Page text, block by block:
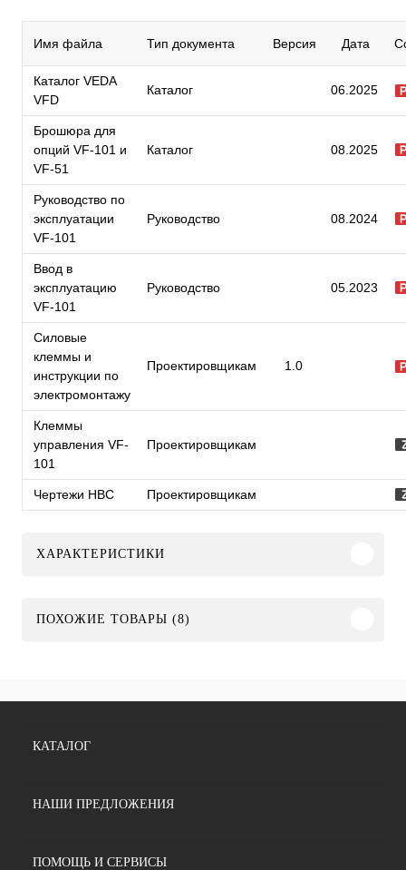
Имя файла Тип документа Версия Дата
Каталог VEDA
VFD
Каталог 06.2025
Брошюра для
опций VF-101 и
VF-51
Каталог 08.2025
Руководство по
эксплуатации
VF-101
Руководство 08.2024
Ввод в
эксплуатацию
VF-101
Руководство 05.2023
Силовые
клеммы и
инструкции по
электромонтажу
Проектировщикам 1.0
Клеммы
управления VF-
101
Проектировщикам
Чертежи HBC Проектировщикам
ХАРАКТЕРИСТИКИ
ПОХОЖИЕ ТОВАРЫ (8)
КАТАЛОГ
НАШИ ПРЕДЛОЖЕНИЯ
ПОМОЩЬ И СЕРВИСЫ